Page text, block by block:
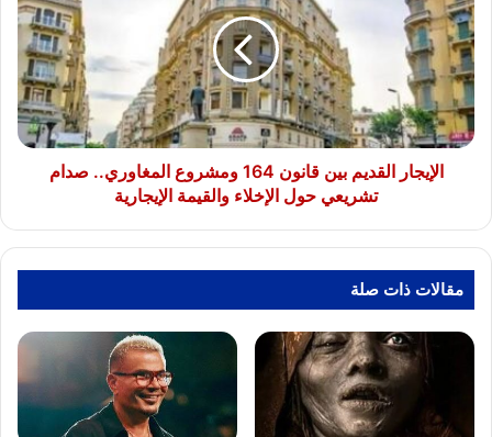
للتواصل
الاجتماعي
بين
قانون
164
ومشروع
المغاوري..
صدام
تشريعي
الإيجار القديم بين قانون 164 ومشروع المغاوري.. صدام
تشريعي حول الإخلاء والقيمة الإيجارية
مقالات ذات صلة